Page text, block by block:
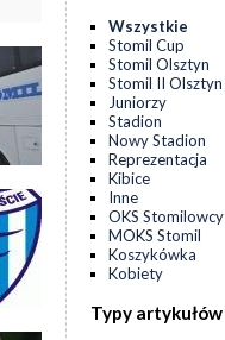
Wszystkie
Stomil Cup
Stomil Olsztyn
Stomil II Olsztyn
Juniorzy
Stadion
Nowy Stadion
Reprezentacja
Kibice
Inne
OKS Stomilowcy
MOKS Stomil
Koszykówka
Kobiety
Typy artykułów